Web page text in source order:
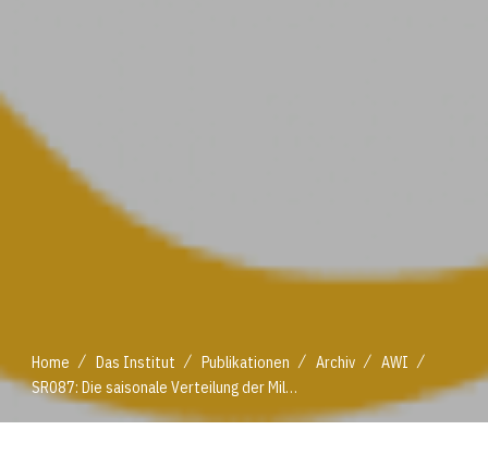
Home / Das Institut / Publikationen / Archiv / AWI /
SR087: Die saisonale Verteilung der Milchanlieferung